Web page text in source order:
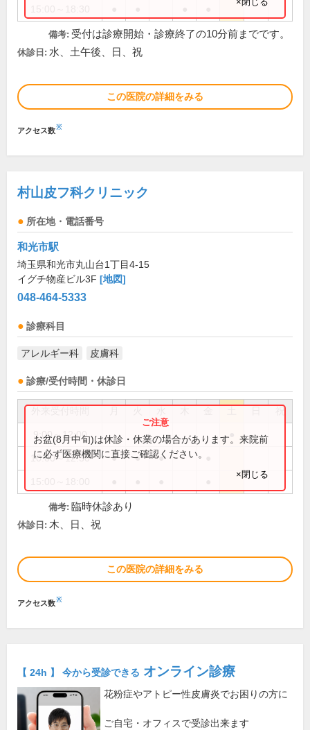
備考: 受付は診療開始・診療終了の10分前までです。
休診日: 水、土午後、日、祝
この医院の詳細をみる
アクセス数※
村山皮フ科クリニック
所在地・電話番号
和光市駅
埼玉県和光市丸山台1丁目4-15
イグチ物産ビル3F [地図]
048-464-5333
診療科目
アレルギー科 皮膚科
診療/受付時間・休診日
祝
9:00～12:00
10:00～12:30 ● ● ●
お盆(8月中旬)は休診・休業の場合があります。来院前
に必ず医療機関に直接ご確認ください。
×閉じる
備考: 臨時休診あり
休診日: 木、日、祝
この医院の詳細をみる
アクセス数※
【 24h 】 今から受診できる オンライン診療
花粉症やアトピー性皮膚炎でお困りの方に
ご自宅・オフィスで受診出来ます